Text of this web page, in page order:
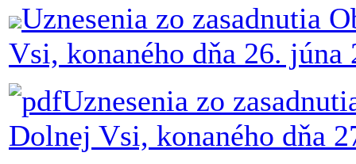
Uznesenia zo zasadnutia
Vsi, konaného dňa 26. júna
Uznesenia zo
Dolnej Vsi, konaného dňa